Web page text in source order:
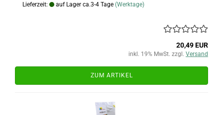
Lieferzeit: auf Lager ca.3-4 Tage (Werktage)
20,49 EUR
inkl. 19% MwSt. zzgl. Versand
ZUM ARTIKEL